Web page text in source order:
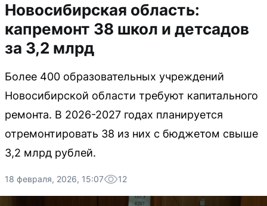
Новосибирская область:
капремонт 38 школ и детсадов
за 3,2 млрд
Более 400 образовательных учреждений
Новосибирской области требуют капитального
ремонта. В 2026-2027 годах планируется
отремонтировать 38 из них с бюджетом свыше
3,2 млрд рублей.
18 февраля, 2026, 15:07 12